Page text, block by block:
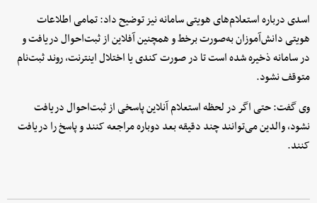
اسدی درباره استعلام‌های هویتی سامانه نیز توضیح داد: تمامی اطلاعات
هویتی دانش‌آموزان به‌صورت برخط و همچنین آفلاین از ثبت‌احوال دریافت و
در سامانه ذخیره شده است تا در صورت کندی یا اختلال اینترنت، روند ثبت‌نام
متوقف نشود.
وی گفت: حتی اگر در لحظه استعلام آنلاین پاسخی از ثبت‌احوال دریافت
نشود، والدین می‌توانند چند دقیقه بعد دوباره مراجعه کنند و پاسخ را دریافت
کنند.